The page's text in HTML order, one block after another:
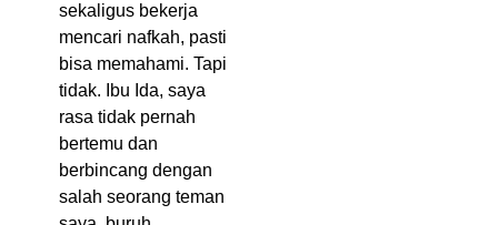
sekaligus bekerja
mencari nafkah, pasti
bisa memahami. Tapi
tidak. Ibu Ida, saya
rasa tidak pernah
bertemu dan
berbincang dengan
salah seorang teman